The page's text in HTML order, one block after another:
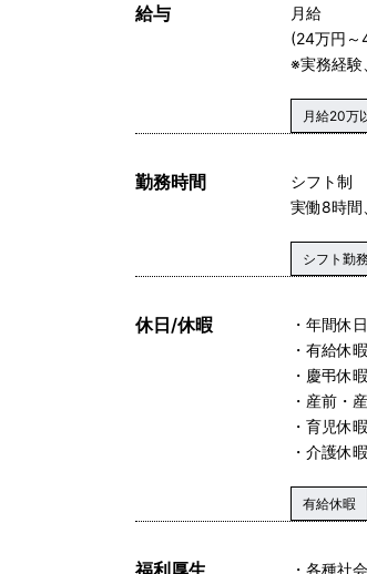
給与
月給
(24万円～
※実務経験
月給20万
勤務時間
シフト制
実働8時
シフト勤務
休日/休暇
・年間休
・有給休暇
・慶弔休暇
・産前・
・育児休暇
・介護休暇
有給休暇
福利厚生
・各種社